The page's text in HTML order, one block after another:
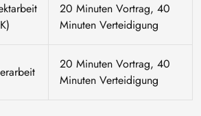
20 Minuten Vortrag, 40
Minuten Verteidigung
20 Minuten Vortrag, 40
Minuten Verteidigung